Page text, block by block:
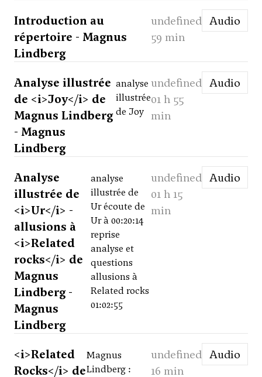
Introduction au
répertoire - Magnus
Lindberg
undefined
59 min
Audio
Analyse illustrée
de <i>Joy</i> de
Magnus Lindberg
- Magnus
Lindberg
analyse
illustrée
de Joy
undefined
01 h 55
min
Audio
Analyse
illustrée de
<i>Ur</i> -
allusions à
<i>Related
rocks</i> de
Magnus
Lindberg -
Magnus
Lindberg
analyse
illustrée de
Ur écoute de
Ur à 00:20:14
reprise
analyse et
questions
allusions à
Related rocks
01:02:55
undefined
01 h 15
min
Audio
<i>Related
Rocks</i> de
Magnus
Lindberg :
undefined
16 min
Audio